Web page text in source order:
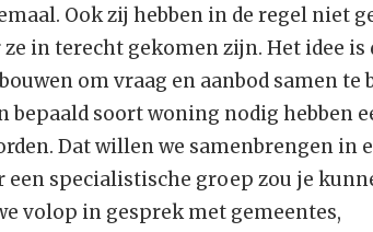
Ook zij hebben in de regel niet
in terecht gekomen zijn. Het idee is
om vraag en aanbod samen te
bepaald soort woning nodig hebben
Dat willen we samenbrengen in
een specialistische groep zou je
volop in gesprek met gemeentes,